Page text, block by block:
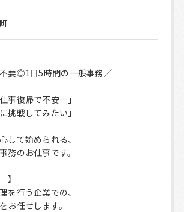
要◎1日5時間の一般事務／
事復帰で不安…」
挑戦してみたい」
して始められる、
務のお仕事です。
を行う企業での、
お任せします。